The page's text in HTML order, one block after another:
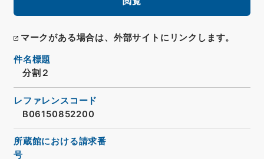
マークがある場合は、外部サイトにリンクします。
件名標題
分割２
レファレンスコード
B06150852200
所蔵館における請求番
号